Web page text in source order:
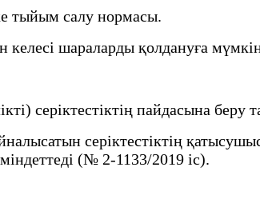
тыйым салу нормасы.
шараларды қолдануға
серіктестіктің пайдасына беру
серіктестіктің
(№ 2-1133/2019 іс).